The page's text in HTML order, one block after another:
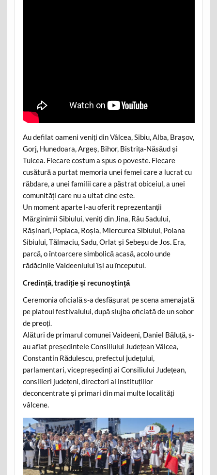
Au defilat oameni veniți din Vâlcea, Sibiu, Alba, Brașov,
Gorj, Hunedoara, Argeș, Bihor, Bistrița-Năsăud și
Tulcea. Fiecare costum a spus o poveste. Fiecare
cusătură a purtat memoria unei femei care a lucrat cu
răbdare, a unei familii care a păstrat obiceiul, a unei
comunități care nu a uitat cine este.
Un moment aparte l-au oferit reprezentanții
Mărginimii Sibiului, veniți din Jina, Râu Sadului,
Rășinari, Poplaca, Roșia, Miercurea Sibiului, Poiana
Sibiului, Tălmaciu, Sadu, Orlat și Sebeșu de Jos. Era,
parcă, o întoarcere simbolică acasă, acolo unde
rădăcinile Vaideeniului își au începutul.
Credință, tradiție și recunoștință
Ceremonia oficială s-a desfășurat pe scena amenajată
pe platoul festivalului, după slujba oficiată de un sobor
de preoți.
Alături de primarul comunei Vaideeni, Daniel Băluță, s-
au aflat președintele Consiliului Județean Vâlcea,
Constantin Rădulescu, prefectul județului,
parlamentari, vicepreședinți ai Consiliului Județean,
consilieri județeni, directori ai instituțiilor
deconcentrate și primari din mai multe localități
vâlcene.